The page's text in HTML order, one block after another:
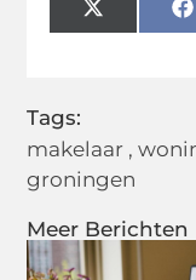
Meer Berichten
X
(Twitter)
Tags:
makelaar ,
groningen